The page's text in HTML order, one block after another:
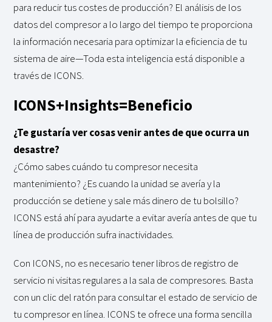
para reducir tus costes de producción? El análisis de los
datos del compresor a lo largo del tiempo te proporciona
la información necesaria para optimizar la eficiencia de tu
sistema de aire—Toda esta inteligencia está disponible a
través de ICONS.
ICONS+Insights=Beneficio
¿Te gustaría ver cosas venir antes de que ocurra un
desastre?
¿Cómo sabes cuándo tu compresor necesita
mantenimiento? ¿Es cuando la unidad se avería y la
producción se detiene y sale más dinero de tu bolsillo?
ICONS está ahí para ayudarte a evitar avería antes de que tu
línea de producción sufra inactividades.
Con ICONS, no es necesario tener libros de registro de
servicio ni visitas regulares a la sala de compresores. Basta
con un clic del ratón para consultar el estado de servicio de
tu compresor en línea. ICONS te ofrece una forma sencilla